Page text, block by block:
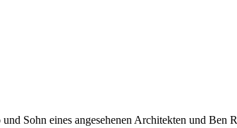
Sohn eines angesehenen Architekten und